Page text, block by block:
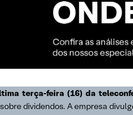
terça-feira (16) da
dividendos. A empresa